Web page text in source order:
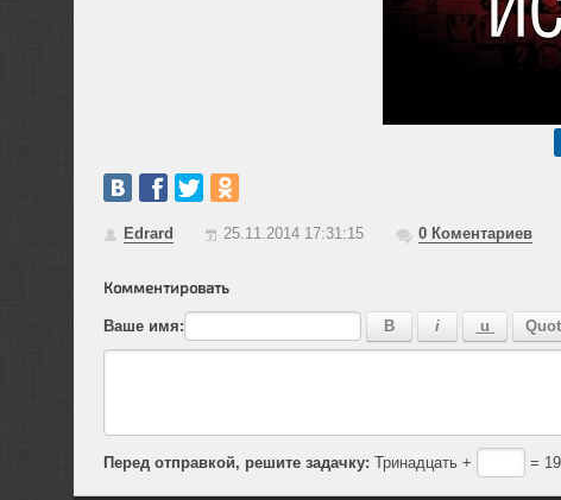
Edrard 25.11.2014 17:31:15 0Коментариев
Комментировать
Ваше имя:
Перед отправкой, решите задачку: Тринадцать + = 19